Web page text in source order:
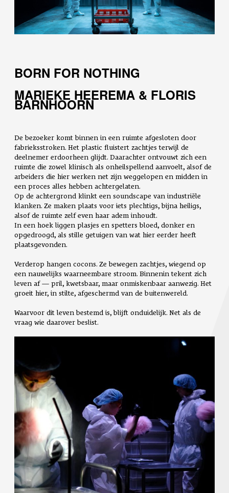
BORN FOR NOTHING
MARIEKE HEEREMA & FLORIS
BARNHOORN
De bezoeker komt binnen in een ruimte afgesloten door
fabrieksstroken. Het plastic fluistert zachtjes terwijl de
deelnemer erdoorheen glijdt. Daarachter ontvouwt zich een
ruimte die zowel klinisch als onheilspellend aanvoelt, alsof de
arbeiders die hier werken net zijn weggelopen en midden in
een proces alles hebben achtergelaten.
Op de achtergrond klinkt een soundscape van industriële
klanken. Ze maken plaats voor iets plechtigs, bijna heiligs,
alsof de ruimte zelf even haar adem inhoudt.
In een hoek liggen plasjes en spetters bloed, donker en
opgedroogd, als stille getuigen van wat hier eerder heeft
plaatsgevonden.
Verderop hangen cocons. Ze bewegen zachtjes, wiegend op
een nauwelijks waarneembare stroom. Binnenin tekent zich
leven af — pril, kwetsbaar, maar onmiskenbaar aanwezig. Het
groeit hier, in stilte, afgeschermd van de buitenwereld.
Waarvoor dit leven bestemd is, blijft onduidelijk. Net als de
vraag wie daarover beslist.